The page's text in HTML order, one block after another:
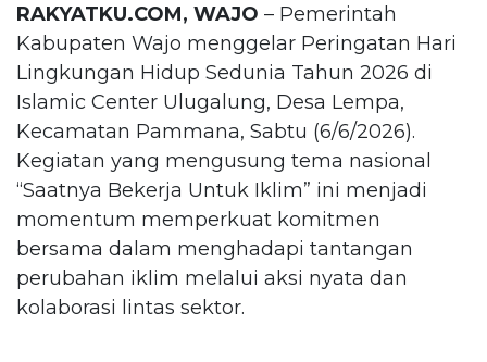
RAKYATKU.COM, WAJO – Pemerintah
Kabupaten Wajo menggelar Peringatan Hari
Lingkungan Hidup Sedunia Tahun 2026 di
Islamic Center Ulugalung, Desa Lempa,
Kecamatan Pammana, Sabtu (6/6/2026).
Kegiatan yang mengusung tema nasional
“Saatnya Bekerja Untuk Iklim” ini menjadi
momentum memperkuat komitmen
bersama dalam menghadapi tantangan
perubahan iklim melalui aksi nyata dan
kolaborasi lintas sektor.